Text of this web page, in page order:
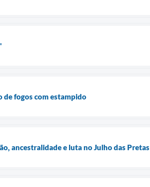
de fogos com estampido
ancestralidade e luta no Julho das Pretas